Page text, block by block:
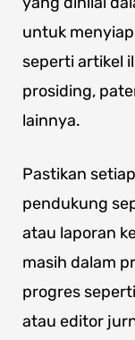
untuk
seperti artikel
prosiding,
lainnya.
Pastikan
pendukung
atau laporan
masih dalam
progres
atau editor